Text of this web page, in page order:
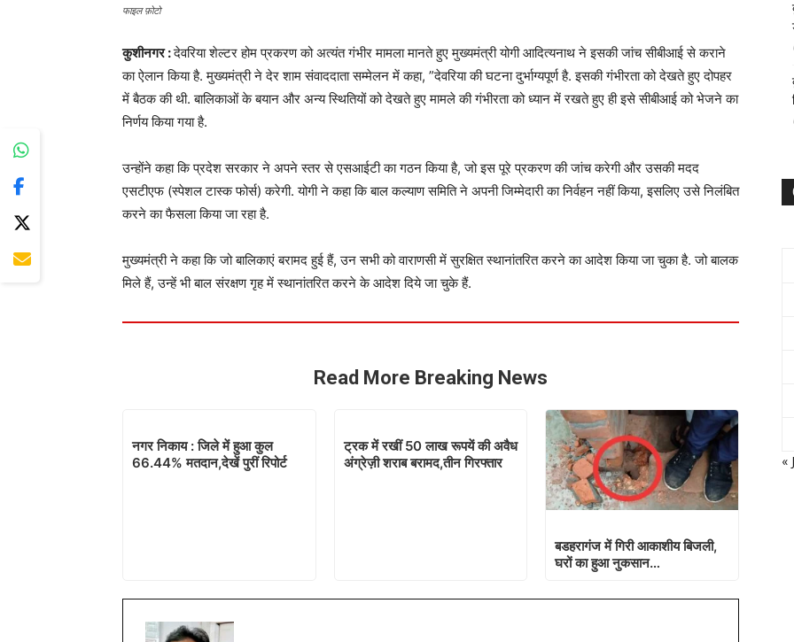
फाइल फ़ोटो
कुशीनगर:देवरिया शेल्टर होम प्रकरण को अत्यंत गंभीर मामला मानते हुए मुख्यमंत्री योगी आदित्यनाथ ने इसकी जांच सीबीआई से कराने
का ऐलान किया है. मुख्यमंत्री ने देर शाम संवाददाता सम्मेलन में कहा, ”देवरिया की घटना दुर्भाग्यपूर्ण है. इसकी गंभीरता को देखते हुए दोपहर
में बैठक की थी. बालिकाओं के बयान और अन्य स्थितियों को देखते हुए मामले की गंभीरता को ध्यान में रखते हुए ही इसे सीबीआई को भेजने का
निर्णय किया गया है.
उन्होंने कहा कि प्रदेश सरकार ने अपने स्तर से एसआईटी का गठन किया है, जो इस पूरे प्रकरण की जांच करेगी और उसकी मदद
एसटीएफ (स्पेशल टास्क फोर्स) करेगी. योगी ने कहा कि बाल कल्याण समिति ने अपनी जिम्मेदारी का निर्वहन नहीं किया, इसलिए उसे निलंबित
करने का फैसला किया जा रहा है.
मुख्यमंत्री ने कहा कि जो बालिकाएं बरामद हुई हैं, उन सभी को वाराणसी में सुरक्षित स्थानांतरित करने का आदेश किया जा चुका है. जो बालक
मिले हैं, उन्हें भी बाल संरक्षण गृह में स्थानांतरित करने के आदेश दिये जा चुके हैं.
Read More Breaking News
नगर निकाय : जिले में हुआ कुल
66.44% मतदान,देखें पुरीं रिपोर्ट
ट्रक में रखीं 50 लाख रूपयें की अवैध
अंग्रेज़ी शराब बरामद,तीन गिरफ्तार
बडहरागंज में गिरी आकाशीय बिजली,
घरों का हुआ नुकसान…
«